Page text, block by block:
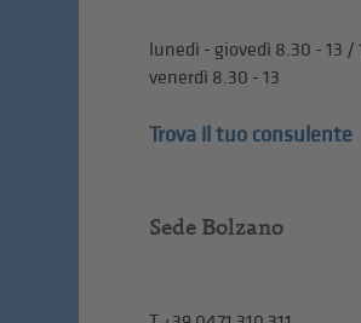
lunedì - giovedì 8.30 - 13 /
venerdì 8.30 - 13
Trova il tuo consulente
Sede Bolzano